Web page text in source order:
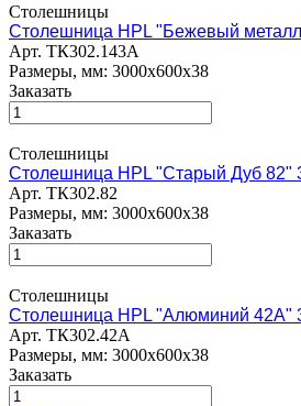
Столешницы
Столешница HPL "Бежевый
Арт. ТК302.143А
Размеры, мм: 3000х600х38
Заказать
Столешницы
Столешница HPL "Старый Дуб 82"
Арт. ТК302.82
Размеры, мм: 3000х600х38
Заказать
Столешницы
Столешница HPL "Алюминий 42А"
Арт. ТК302.42А
Размеры, мм: 3000х600х38
Заказать